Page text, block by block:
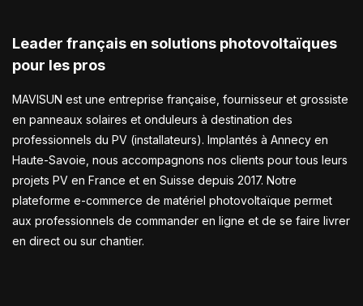
Leader français en solutions photovoltaïques
pour les pros
MAVISUN est une entreprise française, fournisseur et grossiste
en panneaux solaires et onduleurs à destination des
professionnels du PV (installateurs). Implantés à Annecy en
Haute-Savoie, nous accompagnons nos clients pour tous leurs
projets PV en France et en Suisse depuis 2017. Notre
plateforme e-commerce de matériel photovoltaïque permet
aux professionnels de commander en ligne et de se faire livrer
en direct ou sur chantier.